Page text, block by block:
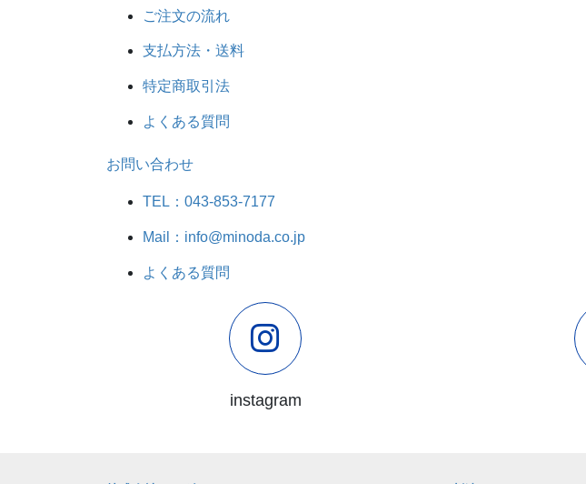
ご注文の流れ
支払方法・送料
特定商取引法
よくある質問
お問い合わせ
TEL：043-853-7177
Mail：info@minoda.co.jp
よくある質問
instagram